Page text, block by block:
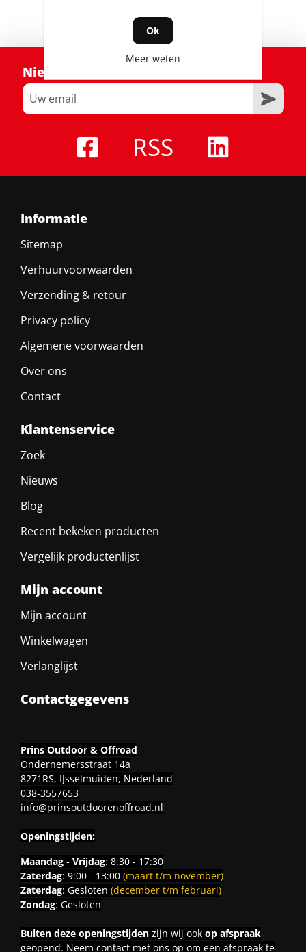
Nieuwsbrief
RSS
Informatie
Sitemap
Verhuurvoorwaarden
Verzending & retour
Privacy policy
Algemene voorwaarden
Over ons
Contact
Klantenservice
Zoek
Nieuws
Blog
Recent bekeken producten
Vergelijk productenlijst
Mijn account
Mijn account
Winkelwagen
Verlanglijst
Contactgegevens
Prins Outdoor & Offroad
Ondernemersstraat 14a
8271RS, IJsselmuiden, Nederland
038-3557653
info@prinsoutdoorenoffroad.nl
Openingstijden:
Maandag - Vrijdag: 8:30 - 17:30
Zaterdag: 9:00 - 13:00 (maart t/m november)
Zaterdag: Gesloten (december t/m februari)
Zondag: Gesloten
Buiten deze openingstijdenzijn wij ook op afspraak
geopend. Neem contact met ons op om een afspraak te
Ok
Meer weten